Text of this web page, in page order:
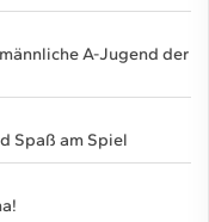
A-Jugend der
Spaß am Spiel